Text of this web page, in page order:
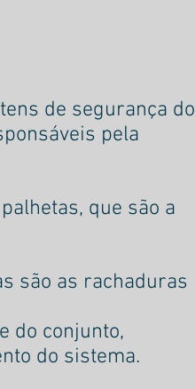
de segurança do
pela
que são a
são as rachaduras
do conjunto,
do sistema.